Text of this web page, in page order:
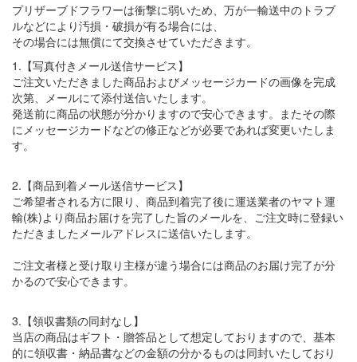
プリザーブドフラワーは衝撃に弱いため、万が一輸送中のトラブ
ルなどにより汚損・破損が有る場合には、
その場合には無償にて交換させていただきます。
1.【写真付きメール送信サービス】
ご注文いただきました商品およびメッセージカードの画像を完成
次第、メールにて添付送信いたします。
発送前に商品の状態が分かりますので安心できます。またその際
にメッセージカードなどの修正などが必要であれば変更いたしま
す。
2.【商品到着メール送信サービス】
ご希望者される方に限り、商品到着完了後に運送業者のヤマト運
輸(株)より商品お届けを完了した旨のメールを、ご注文時に登録い
ただきましたメールアドレスに送信いたします。
ご注文者様と受け取り主様が違う場合には商品のお届け完了が分
かるので安心できます。
3.【領収書類の同封なし】
当店の商品はギフト・贈答品として想定しておりますので、基本
的に領収書・納品書などの金額の分かるものは同封いたしており